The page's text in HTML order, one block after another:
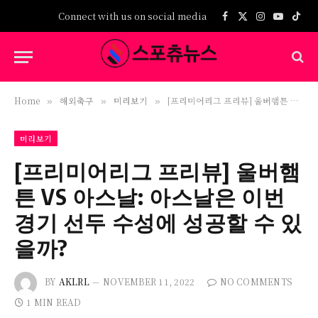
Connect with us on social media Facebook
X
Instagram
Home » 해외축구 » 미리보기 » [프리미어리그 프리뷰] 울버햄튼 VS 아스날: 아스날은 이번 경기 선두 수성에 성공할 수 있을까?
미리보기
[프리미어리그 프리뷰] 울버햄
튼 VS 아스날: 아스날은 이번
경기 선두 수성에 성공할 수 있
을까?
BY AKLRL NOVEMBER 11, 2022
NO COMMENTS
1 MIN READ